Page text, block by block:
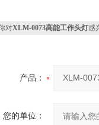
对XLM-0073高能工作头灯感
产品：
您的单位：